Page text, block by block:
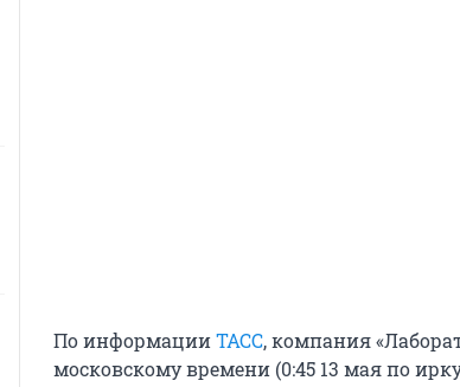
По информацииТАСС, компания
московскому времени (0:45 13 мая по